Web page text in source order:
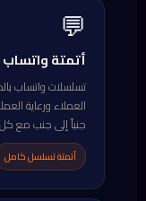
💬
أتمتة واتساب
تسلسلات واتساب
العملاء ورعاية
جنباً إلى جنب مع
أتمتة تسلسل كامل